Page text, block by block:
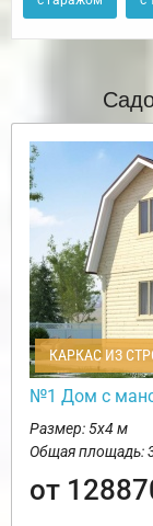
КАРКАС ИЗ
№1 Дом с
Размер: 5х4 м
Общая площадь:
от